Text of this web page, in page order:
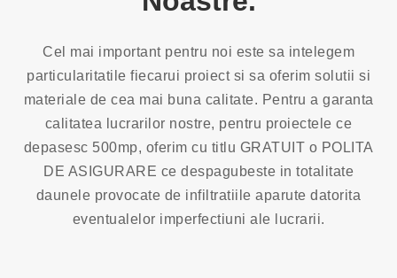
Cel mai important pentru noi este sa intelegem
particularitatile fiecarui proiect si sa oferim solutii si
materiale de cea mai buna calitate. Pentru a garanta
calitatea lucrarilor nostre, pentru proiectele ce
depasesc 500mp, oferim cu titlu GRATUIT o POLITA
DE ASIGURARE ce despagubeste in totalitate
daunele provocate de infiltratiile aparute datorita
eventualelor imperfectiuni ale lucrarii.